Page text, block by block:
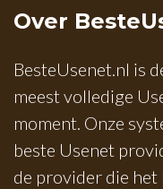
Over
BesteUsenet.nl is
meest volledige
moment. Onze
beste Usenet
de provider die het